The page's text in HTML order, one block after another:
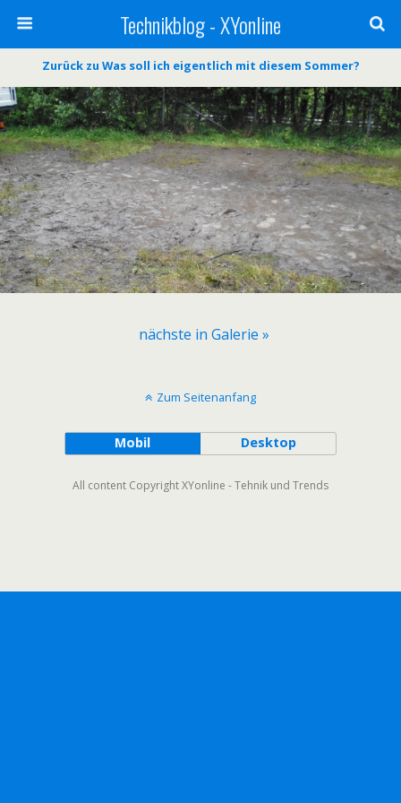
Technikblog - XYonline
Zurück zu Was soll ich eigentlich mit diesem Sommer?
nächste in Galerie »
Zum Seitenanfang
Mobil Desktop
All content Copyright XYonline - Tehnik und Trends